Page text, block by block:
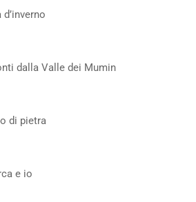
d’inverno
dalla Valle dei Mumin
di pietra
e io